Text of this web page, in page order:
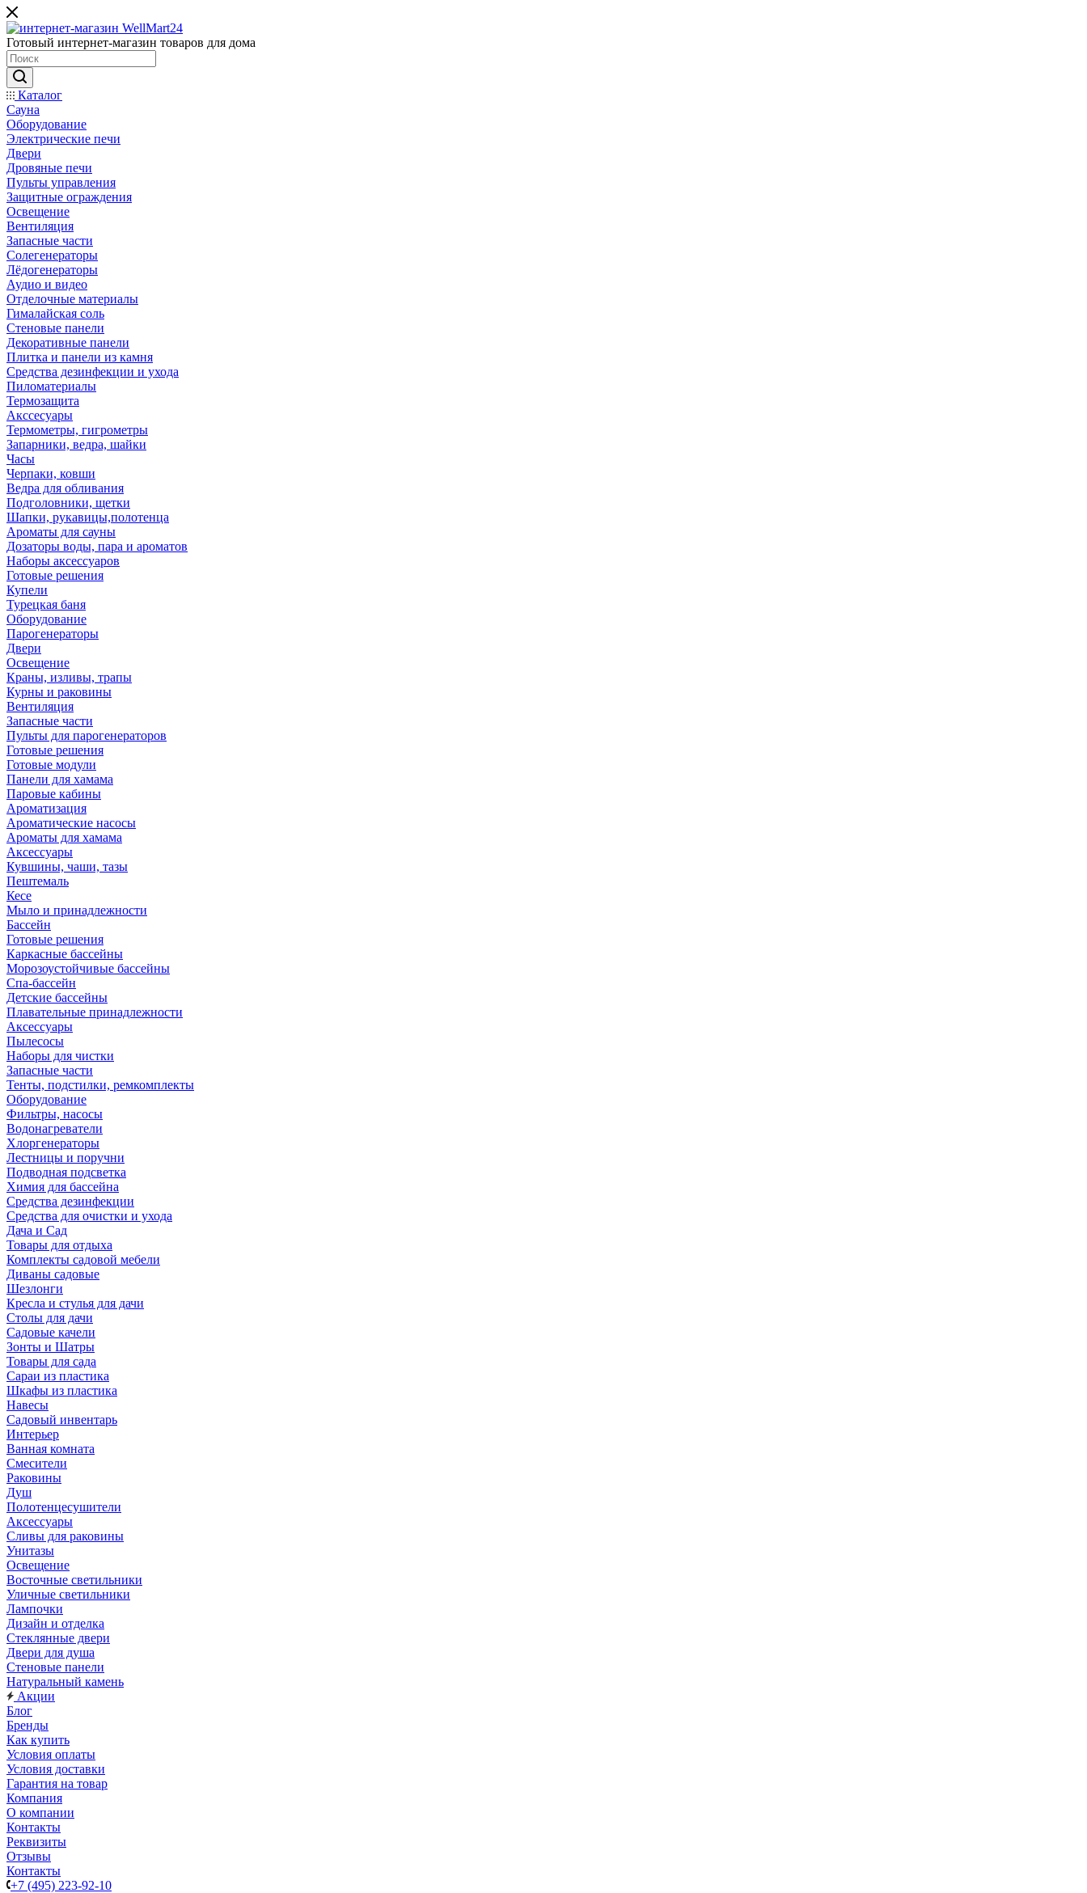
Готовый интернет-магазин товаров для дома
Каталог
Сауна
Оборудование
Электрические печи
Двери
Дровяные печи
Пульты управления
Защитные ограждения
Освещение
Вентиляция
Запасные части
Солегенераторы
Лёдогенераторы
Аудио и видео
Отделочные материалы
Гималайская соль
Стеновые панели
Декоративные панели
Плитка и панели из камня
Средства дезинфекции и ухода
Пиломатериалы
Термозащита
Аксcесуары
Термометры, гигрометры
Запарники, ведра, шайки
Часы
Черпаки, ковши
Ведра для обливания
Подголовники, щетки
Шапки, рукавицы,полотенца
Ароматы для сауны
Дозаторы воды, пара и ароматов
Наборы аксессуаров
Готовые решения
Купели
Турецкая баня
Оборудование
Парогенераторы
Двери
Освещение
Краны, изливы, трапы
Курны и раковины
Вентиляция
Запасные части
Пульты для парогенераторов
Готовые решения
Готовые модули
Панели для хамама
Паровые кабины
Ароматизация
Ароматические насосы
Ароматы для хамама
Аксессуары
Кувшины, чаши, тазы
Пештемаль
Кесе
Мыло и принадлежности
Бассейн
Готовые решения
Каркасные бассейны
Морозоустойчивые бассейны
Спа-бассейн
Детские бассейны
Плавательные принадлежности
Аксессуары
Пылесосы
Наборы для чистки
Запасные части
Тенты, подстилки, ремкомплекты
Оборудование
Фильтры, насосы
Водонагреватели
Хлоргенераторы
Лестницы и поручни
Подводная подсветка
Химия для бассейна
Средства дезинфекции
Средства для очистки и ухода
Дача и Сад
Товары для отдыха
Комплекты садовой мебели
Диваны садовые
Шезлонги
Кресла и стулья для дачи
Столы для дачи
Садовые качели
Зонты и Шатры
Товары для сада
Сараи из пластика
Шкафы из пластика
Навесы
Садовый инвентарь
Интерьер
Ванная комната
Смесители
Раковины
Душ
Полотенцесушители
Аксессуары
Сливы для раковины
Унитазы
Освещение
Восточные светильники
Уличные светильники
Лампочки
Дизайн и отделка
Стеклянные двери
Двери для душа
Стеновые панели
Натуральный камень
Акции
Блог
Бренды
Как купить
Условия оплаты
Условия доставки
Гарантия на товар
Компания
О компании
Контакты
Реквизиты
Отзывы
Контакты
+7 (495) 223-92-10